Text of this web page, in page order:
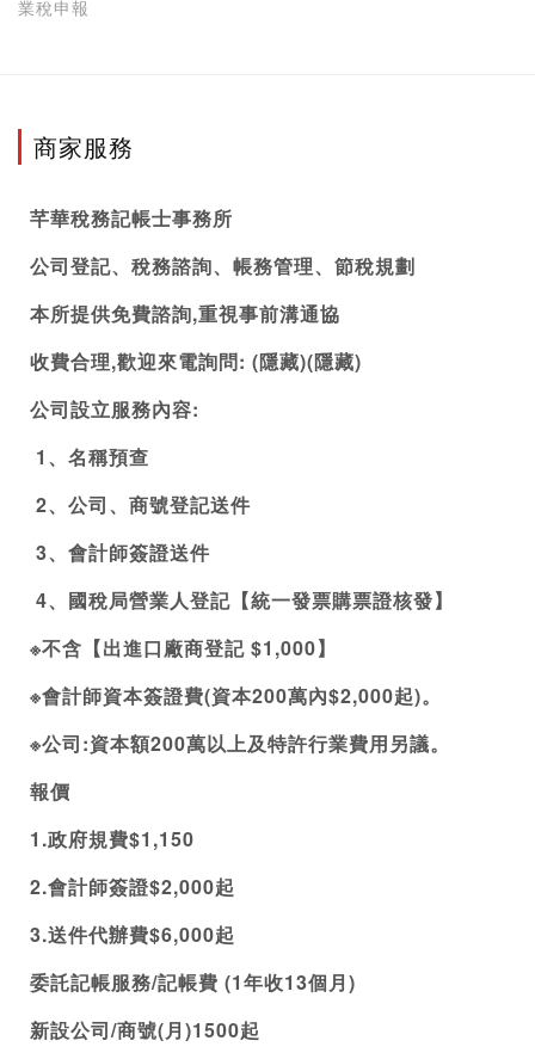
業稅申報
商家服務
芊華稅務記帳士事務所
公司登記、稅務諮詢、帳務管理、節稅規劃
本所提供免費諮詢,重視事前溝通協
收費合理,歡迎來電詢問: (隱藏)(隱藏)
公司設立服務內容:
1、名稱預查
2、公司、商號登記送件
3、會計師簽證送件
4、國稅局營業人登記【統一發票購票證核發】
※不含【出進口廠商登記 $1,000】
※會計師資本簽證費(資本200萬內$2,000起)。
※公司:資本額200萬以上及特許行業費用另議。
報價
1.政府規費$1,150
2.會計師簽證$2,000起
3.送件代辦費$6,000起
委託記帳服務/記帳費 (1年收13個月)
新設公司/商號(月)1500起